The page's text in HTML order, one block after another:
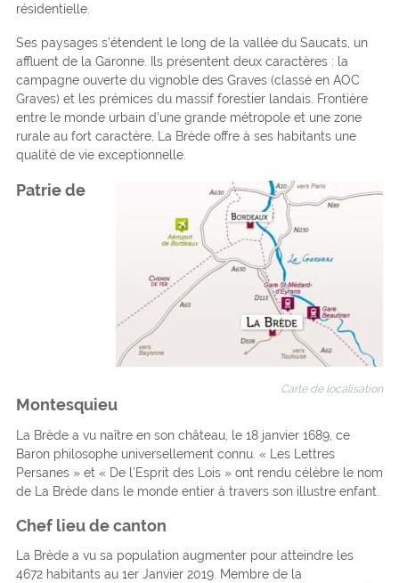
résidentielle.
Ses paysages s’étendent le long de la vallée du Saucats, un
affluent de la Garonne. Ils présentent deux caractères : la
campagne ouverte du vignoble des Graves (classé en AOC
Graves) et les prémices du massif forestier landais. Frontière
entre le monde urbain d’une grande métropole et une zone
rurale au fort caractère, La Brède offre à ses habitants une
qualité de vie exceptionnelle.
Carte de localisation
Patrie de
Montesquieu
La Brède a vu naître en son château, le 18 janvier 1689, ce
Baron philosophe universellement connu. « Les Lettres
Persanes » et « De l’Esprit des Lois » ont rendu célèbre le nom
de La Brède dans le monde entier à travers son illustre enfant.
Chef lieu de canton
La Brède a vu sa population augmenter pour atteindre les
4672 habitants au 1er Janvier 2019. Membre de la